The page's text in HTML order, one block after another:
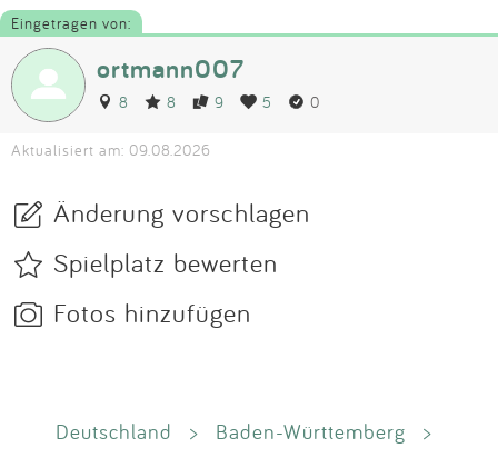
Eingetragen von:
ortmann007
8 8 9 5 0
Aktualisiert am: 09.08.2026
Änderung vorschlagen
Spielplatz bewerten
Fotos hinzufügen
Deutschland > Baden-Württemberg
>